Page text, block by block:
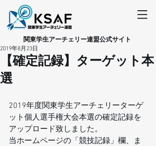
​関東学生アーチェリー連盟公式サイト
【確定記録】ターゲット本
選
2019年8月23日
2019年度関東学生アーチェリーターゲ
ット個人選手権大会本選の確定記録を
アップロード致しました。
当ホームページの「競技記録」欄、ま